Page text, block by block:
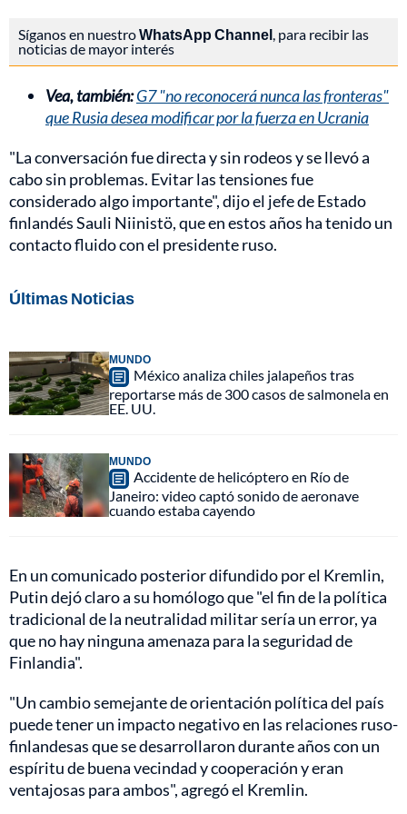
Síganos en nuestroWhatsApp Channel , para recibir las
noticias de mayor interés
Vea, también:G7 "no reconocerá nunca las fronteras"
que Rusia desea modificar por la fuerza en Ucrania
"La conversación fue directa y sin rodeos y se llevó a
cabo sin problemas. Evitar las tensiones fue
considerado algo importante", dijo el jefe de Estado
finlandés Sauli Niinistö, que en estos años ha tenido un
contacto fluido con el presidente ruso.
Últimas Noticias
MUNDO
México analiza chiles jalapeños tras
reportarse más de 300 casos de salmonela en
EE. UU.
MUNDO
Accidente de helicóptero en Río de
Janeiro: video captó sonido de aeronave
cuando estaba cayendo
En un comunicado posterior difundido por el Kremlin,
Putin dejó claro a su homólogo que "el fin de la política
tradicional de la neutralidad militar sería un error, ya
que no hay ninguna amenaza para la seguridad de
Finlandia".
"Un cambio semejante de orientación política del país
puede tener un impacto negativo en las relaciones ruso-
finlandesas que se desarrollaron durante años con un
espíritu de buena vecindad y cooperación y eran
ventajosas para ambos", agregó el Kremlin.